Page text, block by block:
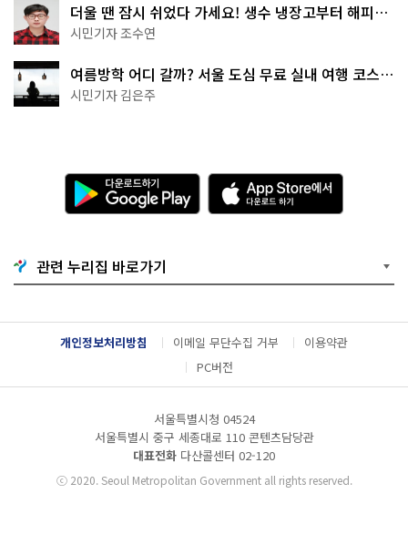
더울 땐 잠시 쉬었다 가세요! 생수 냉장고부터 해피소
·무더위쉼터까지
시민기자 조수연
여름방학 어디 갈까? 서울 도심 무료 실내 여행 코스
추천
시민기자 김은주
다
운
로
기
G
o
g
l
e
l
A
p
p
e
서
다
운
드
관련 누리집 바로가기
개인정보처리방침 이메일 무단수집 거부
이용약관
PC버전
서울특별시청 04524
서울특별시 중구 세종대로 110 콘텐츠담당관
대표전화 다산콜센터 02-120
ⓒ2020. Seoul Metropolitan Government all rights reserved.